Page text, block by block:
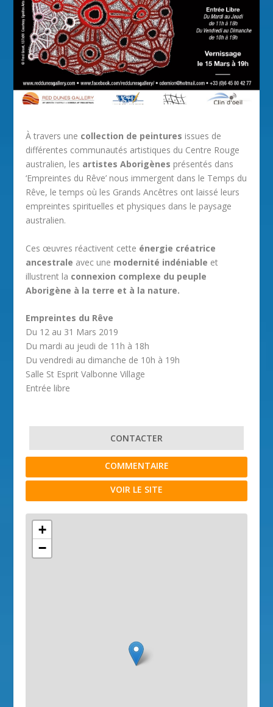
À travers une collection de peintures issues de
différentes communautés artistiques du Centre Rouge
australien, les artistes Aborigènes présentés dans
‘Empreintes du Rêve’ nous immergent dans le Temps du
Rêve, le temps où les Grands Ancêtres ont laissé leurs
empreintes spirituelles et physiques dans le paysage
australien.
Ces œuvres réactivent cette énergie créatrice
ancestrale avec une modernité indéniable et
illustrent la connexion complexe du peuple
Aborigène à la terre et à la nature.
Empreintes du Rêve
Du 12 au 31 Mars 2019
Du mardi au jeudi de 11h à 18h
Du vendredi au dimanche de 10h à 19h
Salle St Esprit Valbonne Village
Entrée libre
CONTACTER
COMMENTAIRE
VOIR LE SITE
+
−